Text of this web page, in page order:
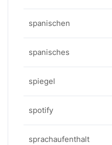
spanischen
spanisches
spiegel
spotify
sprachaufenthalt